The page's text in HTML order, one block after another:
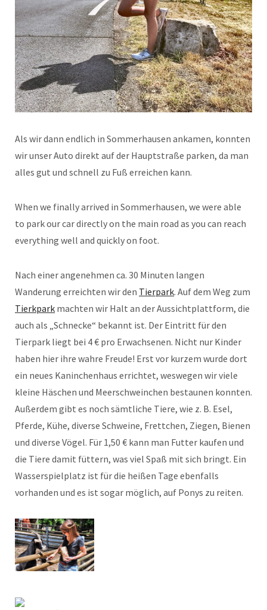
Als wir dann endlich in Sommerhausen ankamen, konnten
wir unser Auto direkt auf der Hauptstraße parken, da man
alles gut und schnell zu Fuß erreichen kann.
When we finally arrived in Sommerhausen, we were able
to park our car directly on the main road as you can reach
everything well and quickly on foot.
Nach einer angenehmen ca. 30 Minuten langen
Wanderung erreichten wir den Tierpark. Auf dem Weg zum
Tierkpark machten wir Halt an der Aussichtplattform, die
auch als „Schnecke“ bekannt ist. Der Eintritt für den
Tierpark liegt bei 4 € pro Erwachsenen. Nicht nur Kinder
haben hier ihre wahre Freude! Erst vor kurzem wurde dort
ein neues Kaninchenhaus errichtet, weswegen wir viele
kleine Häschen und Meerschweinchen bestaunen konnten.
Außerdem gibt es noch sämtliche Tiere, wie z. B. Esel,
Pferde, Kühe, diverse Schweine, Frettchen, Ziegen, Bienen
und diverse Vögel. Für 1,50 € kann man Futter kaufen und
die Tiere damit füttern, was viel Spaß mit sich bringt. Ein
Wasserspielplatz ist für die heißen Tage ebenfalls
vorhanden und es ist sogar möglich, auf Ponys zu reiten.